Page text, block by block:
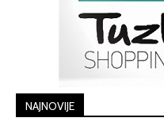
NAJNOVIJE